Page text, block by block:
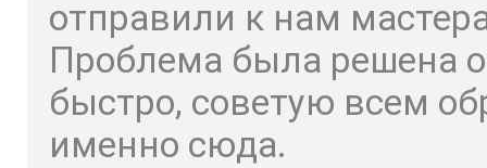
отправили к нам
Проблема была решена
быстро, советую всем
именно сюда.